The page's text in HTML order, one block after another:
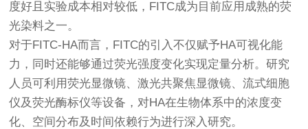
度好且实验成本相对较低，FITC成为目前应用成熟的荧
光染料之一。
对于FITC-HA而言，FITC的引入不仅赋予HA可视化能
力，同时还能够通过荧光强度变化实现定量分析。研究
人员可利用荧光显微镜、激光共聚焦显微镜、流式细胞
仪及荧光酶标仪等设备，对HA在生物体系中的浓度变
化、空间分布及时间依赖行为进行深入研究。